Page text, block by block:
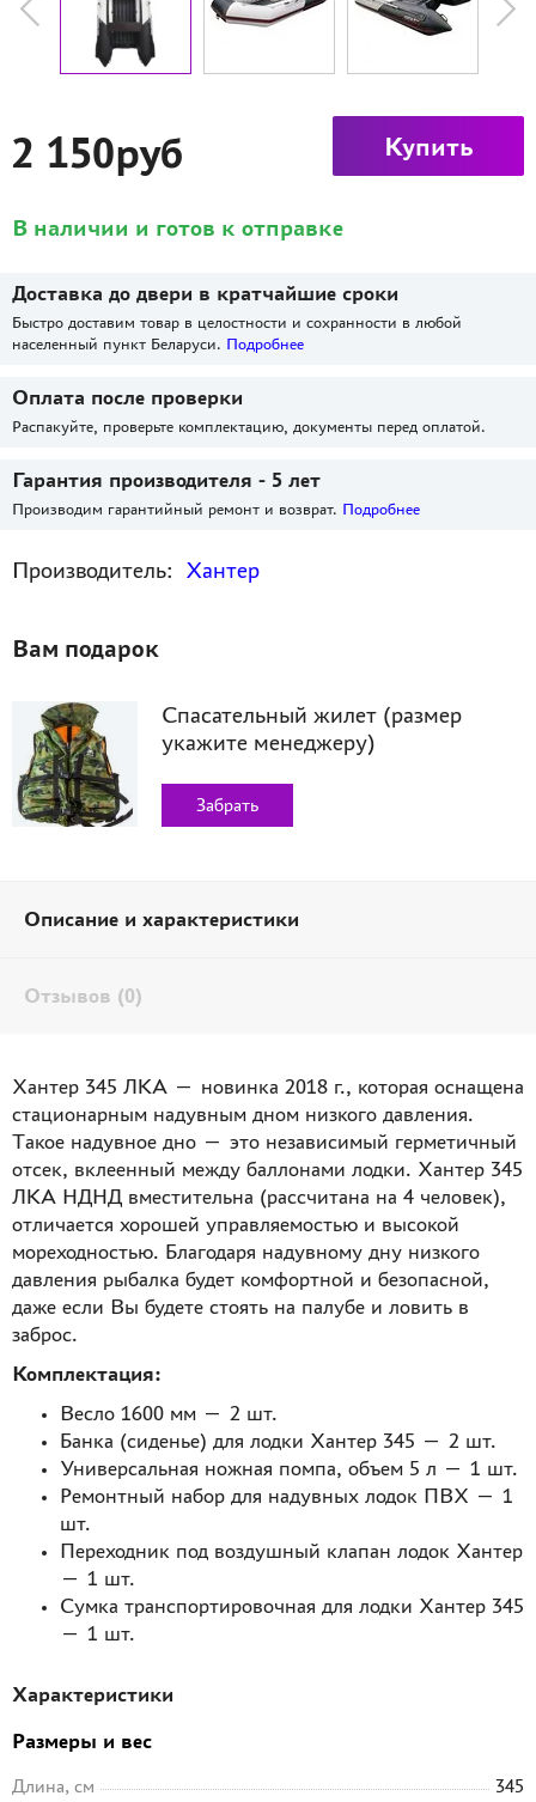
2 150руб Купить
В наличии и готов к отправке
Доставка до двери в кратчайшие сроки
Быстро доставим товар в целостности и сохранности в любой
населенный пункт Беларуси. Подробнее
Оплата после проверки
Распакуйте, проверьте комплектацию, документы перед оплатой.
Гарантия производителя - 5 лет
Производим гарантийный ремонт и возврат. Подробнее
Производитель: Хантер
Вам подарок
Спасательный жилет (размер
укажите менеджеру)
Забрать
Описание и характеристики
Отзывов (0)
Хантер 345 ЛКА — новинка 2018 г., которая оснащена
стационарным надувным дном низкого давления.
Такое надувное дно — это независимый герметичный
отсек, вклеенный между баллонами лодки. Хантер 345
ЛКА НДНД вместительна (рассчитана на 4 человек),
отличается хорошей управляемостью и высокой
мореходностью. Благодаря надувному дну низкого
давления рыбалка будет комфортной и безопасной,
даже если Вы будете стоять на палубе и ловить в
заброс.
Комплектация:
Весло 1600 мм — 2 шт.
Банка (сиденье) для лодки Хантер 345 — 2 шт.
Универсальная ножная помпа, объем 5 л — 1 шт.
Ремонтный набор для надувных лодок ПВХ — 1
шт.
Переходник под воздушный клапан лодок Хантер
— 1 шт.
Сумка транспортировочная для лодки Хантер 345
— 1 шт.
Характеристики
Размеры и вес
Длина, см 345